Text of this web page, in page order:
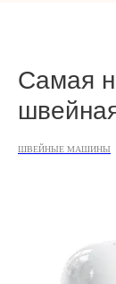
Самая
ШВЕЙНЫЕ МАШИНЫ